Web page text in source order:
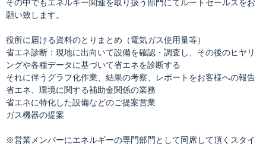
その中でもエネルギー関連を取り扱う部門にてルートセールスをお
願い致します。
役所に届ける資料のとりまとめ（電気ガス使用量等）
省エネ診断：現地に出向いて設備を確認・調査し、その後のヒヤリ
ングや各種データに基づいて省エネを診断する
それに伴うグラフ化作業、結果の考察、レポートをお客様への報告
省エネ、環境に関する補助金関係の業務
省エネに特化した設備などのご提案営業
ガス機器の提案
※営業メンバーにエネルギーの専門部門として同席して頂くスタイ